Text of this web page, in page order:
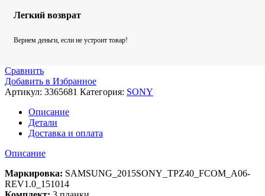
Легкий возврат
Вернем деньги, если не устроит товар!
Сравнить
Добавить в Избранное
Артикул: 3365681 Категория: SONY
Описание
Детали
Доставка и оплата
Описание
Маркировка: SAMSUNG_2015SONY_TPZ40_FCOM_A06-
REV1.0_151014